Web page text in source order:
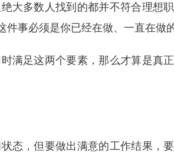
大多数人找到的都并不符合理想
件事必须是你已经在做、一直在做
满足这两个要素，那么才算是真
态，但要做出满意的工作结果，